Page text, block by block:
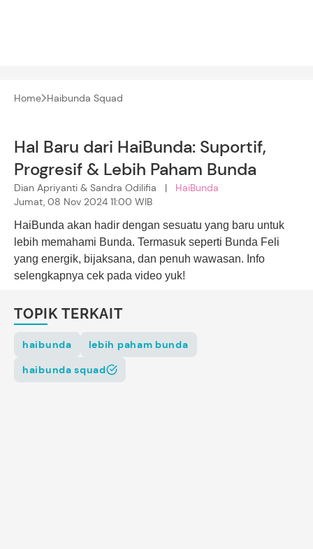
Home Haibunda Squad
Hal Baru dari HaiBunda: Suportif,
Progresif & Lebih Paham Bunda
Dian Apriyanti & Sandra Odilifia | HaiBunda
Jumat, 08 Nov 2024 11:00 WIB
HaiBunda akan hadir dengan sesuatu yang baru untuk
lebih memahami Bunda. Termasuk seperti Bunda Feli
yang energik, bijaksana, dan penuh wawasan. Info
selengkapnya cek pada video yuk!
TOPIK TERKAIT
haibunda
lebih paham bunda
haibunda squad